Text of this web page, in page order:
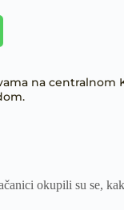
na centralnom
okupili su se,